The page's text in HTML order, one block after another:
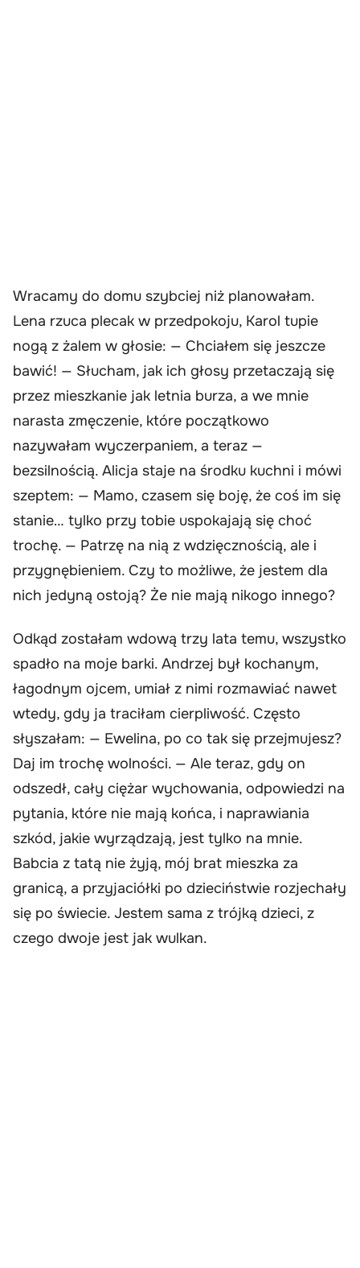
Wracamy do domu szybciej niż planowałam.
Lena rzuca plecak w przedpokoju, Karol tupie
nogą z żalem w głosie: — Chciałem się jeszcze
bawić! — Słucham, jak ich głosy przetaczają się
przez mieszkanie jak letnia burza, a we mnie
narasta zmęczenie, które początkowo
nazywałam wyczerpaniem, a teraz —
bezsilnością. Alicja staje na środku kuchni i mówi
szeptem: — Mamo, czasem się boję, że coś im się
stanie… tylko przy tobie uspokajają się choć
trochę. — Patrzę na nią z wdzięcznością, ale i
przygnębieniem. Czy to możliwe, że jestem dla
nich jedyną ostoją? Że nie mają nikogo innego?
Odkąd zostałam wdową trzy lata temu, wszystko
spadło na moje barki. Andrzej był kochanym,
łagodnym ojcem, umiał z nimi rozmawiać nawet
wtedy, gdy ja traciłam cierpliwość. Często
słyszałam: — Ewelina, po co tak się przejmujesz?
Daj im trochę wolności. — Ale teraz, gdy on
odszedł, cały ciężar wychowania, odpowiedzi na
pytania, które nie mają końca, i naprawiania
szkód, jakie wyrządzają, jest tylko na mnie.
Babcia z tatą nie żyją, mój brat mieszka za
granicą, a przyjaciółki po dzieciństwie rozjechały
się po świecie. Jestem sama z trójką dzieci, z
czego dwoje jest jak wulkan.